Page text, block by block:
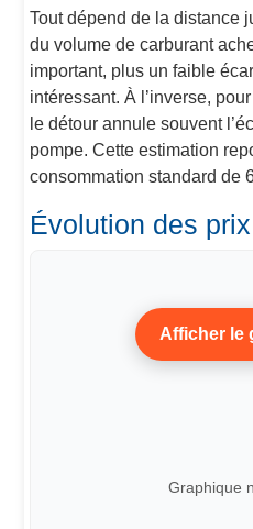
Tout dépend de la distance
du volume de carburant
important, plus un faible
intéressant. À l’inverse,
le détour annule souvent
pompe. Cette estimation
consommation standard de
Évolution des
Afficher le
Graphique